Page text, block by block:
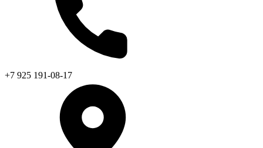
+7 925 191-08-17